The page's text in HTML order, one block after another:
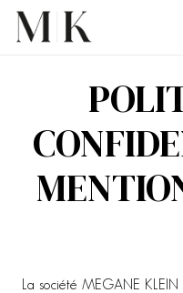
La société MEGANE